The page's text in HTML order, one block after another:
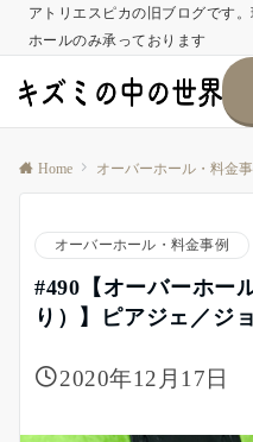
アトリエスピカの旧ブログです
ホールのみ承っております
Home オーバーホール・料金
オーバーホール・料金事例
#490【オーバーホー
り）】ピアジェ／ジ
2020年12月17日